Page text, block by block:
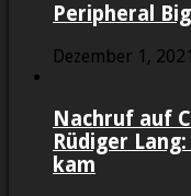
Peripheral
Dezember 1, 2021
Nachruf auf
Rüdiger
kam